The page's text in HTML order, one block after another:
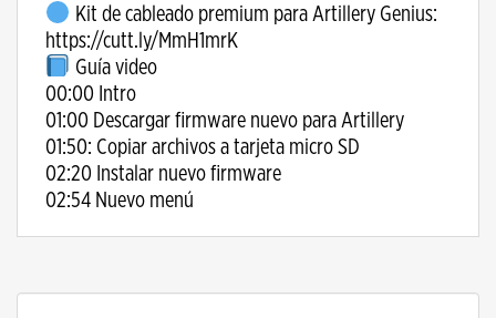
Kit de cableado premium para Artillery Genius:
https://cutt.ly/MmH1mrK
Guía video
00:00 Intro
01:00 Descargar firmware nuevo para Artillery
01:50: Copiar archivos a tarjeta micro SD
02:20 Instalar nuevo firmware
02:54 Nuevo menú